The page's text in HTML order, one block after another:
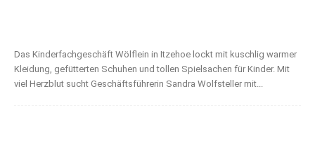
Das Kinderfachgeschäft Wölflein in Itzehoe lockt mit kuschlig warmer
Kleidung, gefütterten Schuhen und tollen Spielsachen für Kinder. Mit
viel Herzblut sucht Geschäftsführerin Sandra Wolfsteller mit...